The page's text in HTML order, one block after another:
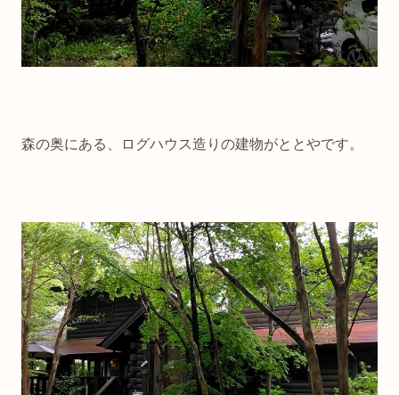
森の奥にある、ログハウス造りの建物がととやです。